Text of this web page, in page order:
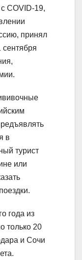
COVID-19,
принял
в
турист
или
года из
только 20
и Сочи